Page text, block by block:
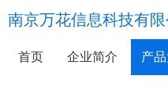
南京万花信息科技有限
首页 企业简介 产